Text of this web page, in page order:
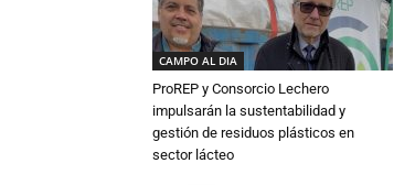
CAMPO AL DIA
ProREP y Consorcio Lechero
impulsarán la sustentabilidad y
gestión de residuos plásticos en
sector lácteo